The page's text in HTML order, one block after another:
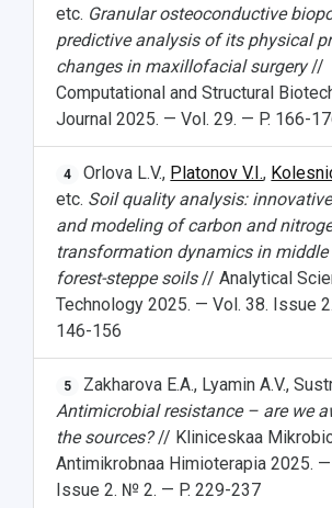
Ключевые факты
Рейтинги
Руководство
Наблюдательный совет
Ученый совет
Ректорат
Кадровый резерв
Персоналии
Сотрудники и преподаватели
Заслуженные деятели
Структура университета
Институты и факультеты
Кафедры
Научные подразделения
Отделы и службы
Бортжурнал
Объявления
События
СМИ об университете
Газета "Полет"
Газета "Самарский университет"
Мы в соцсетях
Мультимедиа
Подкасты
Просветительский проект
Абитуриенту
Бакалавриат и специалитет
Магистратура
Аспирантура
Формы обучения
Учебные планы
Дополнительное образование
Институты и факультеты
Образовательные программы
Профессорско-
Расписание занятий
Стипендии
Тестирование иностранных
знание русского языка,
основ законодательства РФ
Научные школы и ведущие
Диссертационные советы
Подготовка научных кадров
Конкурс на замещение
работников
Научно-технический совет
Научные проекты и темы
Аспирантура и докторантура
Справочные материалы
Научная инфраструктура
Научно-исследовательские
Структурная схема управления
исследовательской
Материальная база
Подразделения научного
Организационные документы
etc. Granular osteoconductive
predictive analysis of its physical
changes in maxillofacial surgery//
Computational and Structural
Journal 2025. — Vol. 29. — P. 166-
4 Orlova L.V., Platonov V.I.,
etc. Soil quality analysis:
and modeling of carbon and
transformation dynamics in middle
forest-steppe soils// Analytical
Technology 2025. — Vol. 38. Issue
146-156
5
Zakharova E.A., Lyamin A.V.,
Antimicrobial resistance – are we
the sources?// Kliniceskaa
Antimikrobnaa Himioterapia 2025.
Issue 2. № 2. — P. 229-237